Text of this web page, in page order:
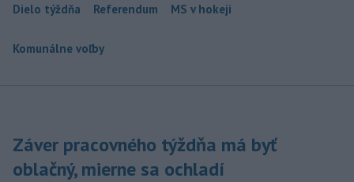
Dielo týždňa Referendum MS v hokeji
Komunálne voľby
Záver pracovného týždňa má byť
oblačný, mierne sa ochladí